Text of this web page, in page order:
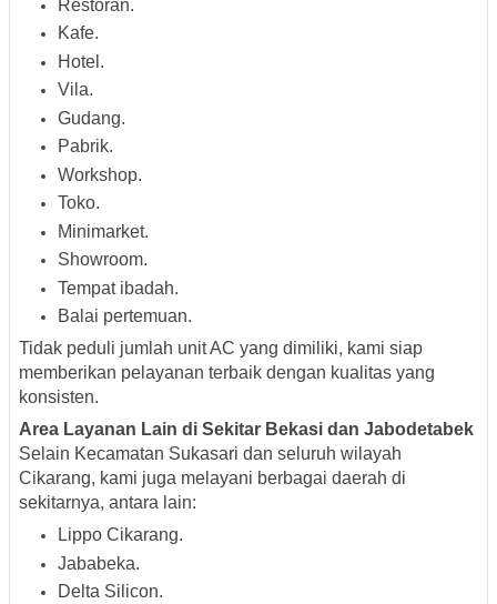
Restoran.
Kafe.
Hotel.
Vila.
Gudang.
Pabrik.
Workshop.
Toko.
Minimarket.
Showroom.
Tempat ibadah.
Balai pertemuan.
Tidak peduli jumlah unit AC yang dimiliki, kami siap
memberikan pelayanan terbaik dengan kualitas yang
konsisten.
Area Layanan Lain di Sekitar Bekasi dan Jabodetabek
Selain Kecamatan Sukasari dan seluruh wilayah
Cikarang, kami juga melayani berbagai daerah di
sekitarnya, antara lain:
Lippo Cikarang.
Jababeka.
Delta Silicon.